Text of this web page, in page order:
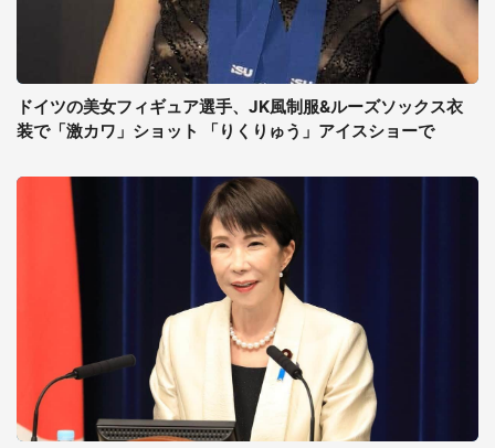
ドイツの美女フィギュア選手、JK風制服&ルーズソックス衣
装で「激カワ」ショット 「りくりゅう」アイスショーで